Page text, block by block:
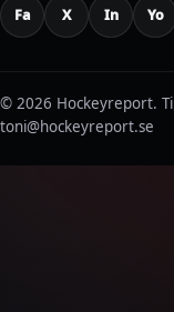
Fa X In Yo
© 2026 Hockeyreport.
toni@hockeyreport.se